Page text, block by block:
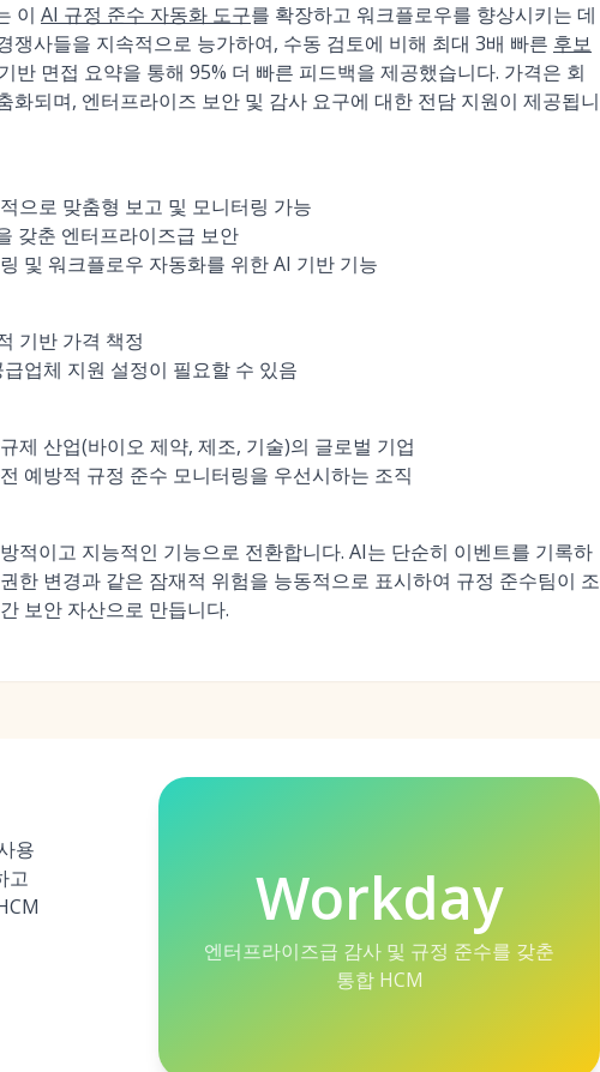
이 AI 규정 준수 자동화 도구를 확장하고 워크플로우를 향상시키는 데
사들을 지속적으로 능가하여, 수동 검토에 비해 최대 3배 빠른 후보
반 면접 요약을 통해 95% 더 빠른 피드백을 제공했습니다. 가격은 회
되며, 엔터프라이즈 보안 및 감사 요구에 대한 전담 지원이 제공됩니
으로 맞춤형 보고 및 모니터링 가능
갖춘 엔터프라이즈급 보안
및 워크플로우 자동화를 위한 AI 기반 기능
기반 가격 책정
업체 지원 설정이 필요할 수 있음
제 산업(바이오 제약, 제조, 기술)의 글로벌 기업
예방적 규정 준수 모니터링을 우선시하는 조직
적이고 지능적인 기능으로 전환합니다. AI는 단순히 이벤트를 기록하
한 변경과 같은 잠재적 위험을 능동적으로 표시하여 규정 준수팀이 조
보안 자산으로 만듭니다.
용
고
Workday
엔터프라이즈급 감사 및 규정 준수를 갖춘
통합 HCM